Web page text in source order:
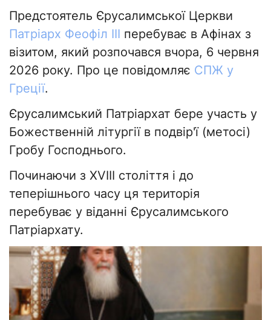
Предстоятель Єрусалимської Церкви
Патріарх Феофіл III перебуває в Афінах з
візитом, який розпочався вчора, 6 червня
2026 року. Про це повідомляє СПЖ у
Греції.
Єрусалимський Патріархат бере участь у
Божественній літургії в подвір'ї (метосі)
Гробу Господнього.
Починаючи з XVIII століття і до
теперішнього часу ця територія
перебуває у віданні Єрусалимського
Патріархату.